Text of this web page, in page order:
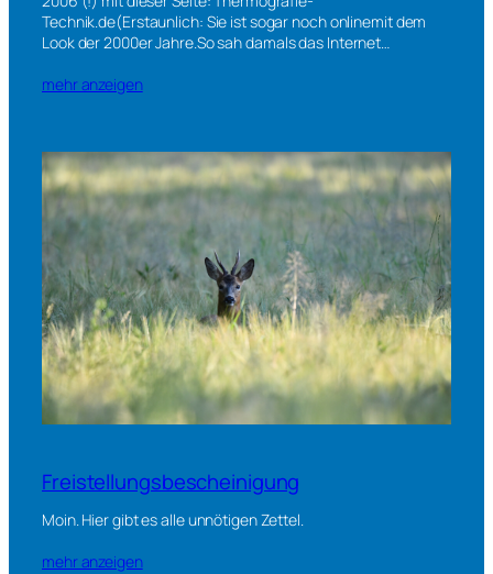
Technik.de(Erstaunlich: Sie ist sogar noch onlinemit dem
Look der 2000er Jahre.So sah damals das Internet…
mehr anzeigen
Freistellungsbescheinigung
Moin. Hier gibt es alle unnötigen Zettel.
mehr anzeigen